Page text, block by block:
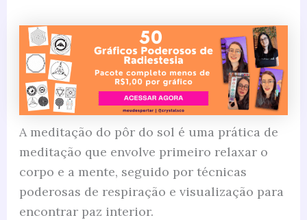
A meditação do pôr do sol é uma prática de
meditação que envolve primeiro relaxar o
corpo e a mente, seguido por técnicas
poderosas de respiração e visualização para
encontrar paz interior.